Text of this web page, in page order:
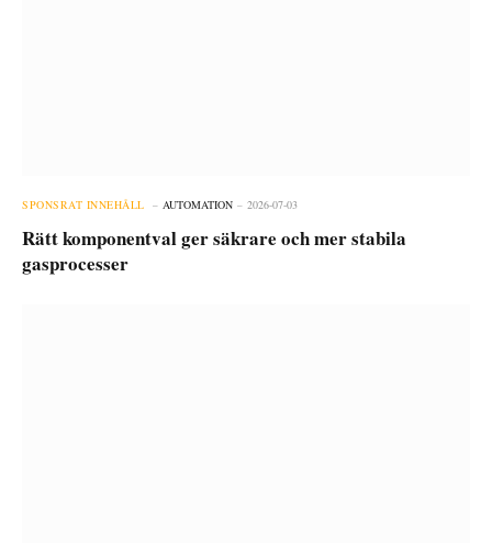
SPONSRAT INNEHÅLL AUTOMATION 2026-07-03
Rätt komponentval ger säkrare och mer stabila
gasprocesser